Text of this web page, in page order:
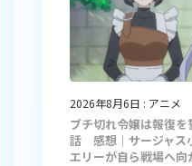
2026年8月6日 : アニメ
ブチ切れ令嬢は報復
話 感想｜サージャス
エリーが自ら戦場へ向